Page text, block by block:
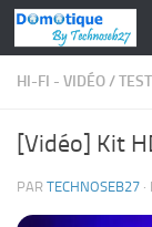
Skip to content
HI-FI - VIDÉO/
[Vidéo] Kit
PAR TECHNOSEB27